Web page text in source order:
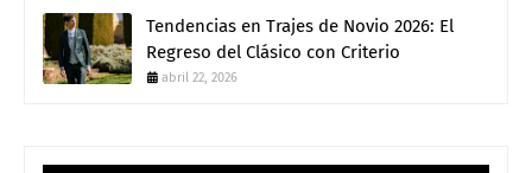
Tendencias en Trajes de Novio 2026: El
Regreso del Clásico con Criterio
abril 22, 2026